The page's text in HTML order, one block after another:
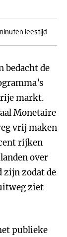
leestijd
bedacht de
markt.
Monetaire
vrij maken
rijken
over
zijn zodat de
ziet
publieke